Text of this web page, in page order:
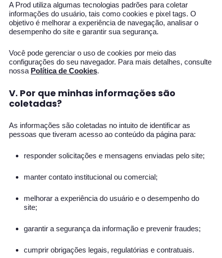
A Prod utiliza algumas tecnologias padrões para coletar
informações do usuário, tais como cookies e pixel tags. O
objetivo é melhorar a experiência de navegação, analisar o
desempenho do site e garantir sua segurança.
Você pode gerenciar o uso de cookies por meio das
configurações do seu navegador. Para mais detalhes, consulte
nossa Política de Cookies.
V. Por que minhas informações são
coletadas?
As informações são coletadas no intuito de identificar as
pessoas que tiveram acesso ao conteúdo da página para:
responder solicitações e mensagens enviadas pelo site;
manter contato institucional ou comercial;
melhorar a experiência do usuário e o desempenho do
site;
garantir a segurança da informação e prevenir fraudes;
cumprir obrigações legais, regulatórias e contratuais.